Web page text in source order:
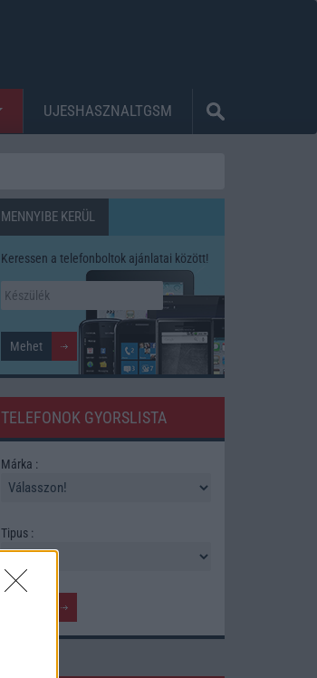
UJESHASZNALTGSM
MENNYIBE KERÜL
Keressen a telefonboltok ajánlatai között!
TELEFONOK GYORSLISTA
Márka :
Tipus :